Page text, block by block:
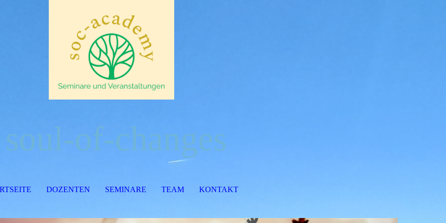
soul-of-changes
DOZENTEN SEMINARE TEAM KONTAKT